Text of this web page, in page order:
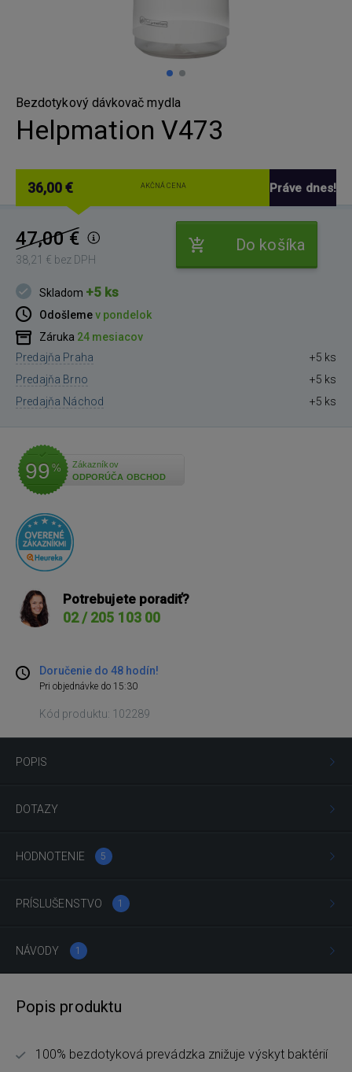
Bezdotykový dávkovač mydla
Helpmation V473
36,00 € AKČNÁ CENA Práve dnes!
47,00 €
38,21 € bez DPH
Do košíka
Skladom +5 ks
Odošlemev pondelok
Záruka 24 mesiacov
Predajňa Praha
+5 ks
Predajňa Brno
+5 ks
Predajňa Náchod
+5 ks
99 %
Zákazníkov
ODPORÚČA OBCHOD
Potrebujete poradiť?
02 / 205 103 00
Doručenie do 48 hodín!
Pri objednávke do 15:30
Kód produktu: 102289
POPIS
DOTAZY
HODNOTENIE 5
PRÍSLUŠENSTVO 1
NÁVODY 1
Popis produktu
100% bezdotyková prevádzka znižuje výskyt baktérií